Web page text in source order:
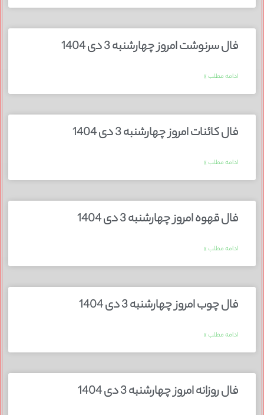
فال سرنوشت امروز چهارشنبه 3 دی 1404
ادامه مطلب »
فال کائنات امروز چهارشنبه 3 دی 1404
ادامه مطلب »
فال قهوه امروز چهارشنبه 3 دی 1404
ادامه مطلب »
فال چوب امروز چهارشنبه 3 دی 1404
ادامه مطلب »
فال روزانه امروز چهارشنبه 3 دی 1404